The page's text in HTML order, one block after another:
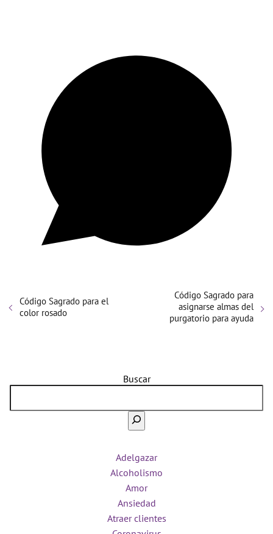
Código Sagrado para el
color rosado
Código Sagrado para
asignarse almas del
purgatorio para ayuda
Buscar
Adelgazar
Alcoholismo
Amor
Ansiedad
Atraer clientes